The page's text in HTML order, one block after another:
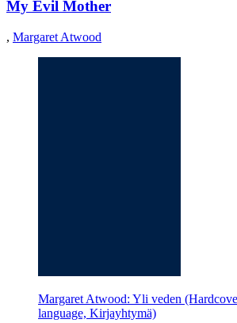
My Evil Mother
, Margaret Atwood
Margaret Atwood: Yli veden
language, Kirjayhtymä)